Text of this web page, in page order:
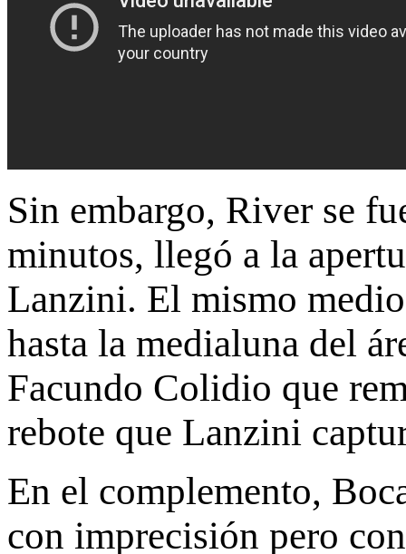
Sin embargo, River se
minutos, llegó a la
Lanzini. El mismo
hasta la medialuna del
Facundo Colidio que
rebote que Lanzini
En el complemento,
con imprecisión pero